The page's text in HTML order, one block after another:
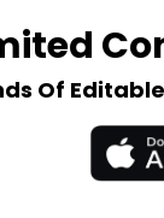
Of